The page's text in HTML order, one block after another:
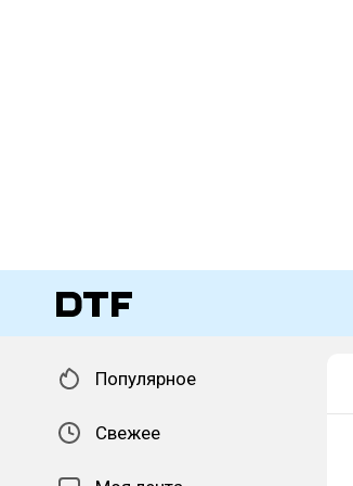
Популярное
Свежее